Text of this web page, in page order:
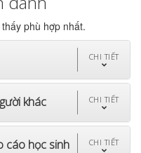
phù hợp nhất.
CHI TIẾT
khác CHI TIẾT
cáo học sinh CHI TIẾT